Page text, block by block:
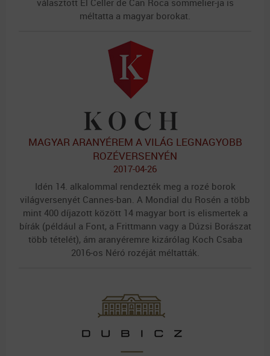
méltatta a magyar borokat.
MAGYAR ARANYÉREM A VILÁG LEGNAGYOBB
ROZÉVERSENYÉN
2017-04-26
Idén 14. alkalommal rendezték meg a rozé borok
világversenyét Cannes-ban. A Mondial du Rosén a több
mint 400 díjazott között 14 magyar bort is elismertek a
bírák (például a Font, a Frittmann vagy a Dúzsi Borászat
több tételét), ám aranyéremre kizárólag Koch Csaba
2016-os Néró rozéját méltatták.